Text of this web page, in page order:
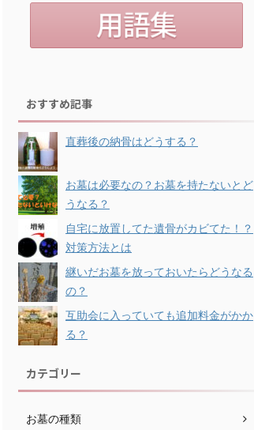
おすすめ記事
直葬後の納骨はどうする？
お墓は必要なの？お墓を持たないとど
うなる？
自宅に放置してた遺骨がカビてた！？
対策方法とは
継いだお墓を放っておいたらどうなる
の？
互助会に入っていても追加料金がかか
る？
カテゴリー
お墓の種類